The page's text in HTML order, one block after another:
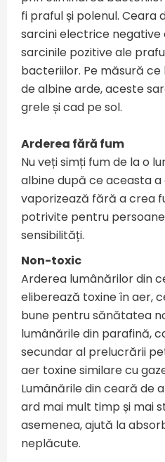
fi praful și polenul. Ceara
sarcini electrice
sarcinile pozitive ale
bacteriilor. Pe măsură
de albine arde, aceste
grele și cad pe sol.
Arderea fără fum
Nu veți simți fum de la o
albine după ce aceasta a
vaporizează fără a crea
potrivite pentru
sensibilități.
Non-toxic
Arderea lumânărilor din
eliberează toxine în aer,
bune pentru sănătatea
lumânările din parafină,
secundar al prelucrării
aer toxine similare cu
Lumânările din ceară de
ard mai mult timp și mai
asemenea, ajută la
neplăcute.